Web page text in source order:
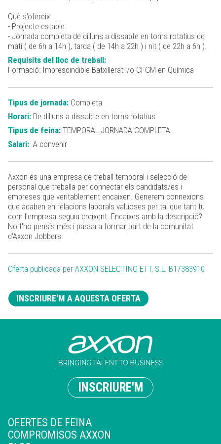
Què s'ofereix:
- Projecte estable.
- Jornada completa de dilluns a dissabte en torns rotatius de
matí ( de 6h a 14h ), tarda ( de 14h a 22h ) i nit ( de 22h a 6h ).
Requisits del lloc de treball:
Formació: Imprescindible Batxillerat i/o CFGM en Química
Tipus de jornada:Completa
Horari:De dilluns a dissabte en torns rotatius
Tipus de feina:TEMPORAL JORNADA COMPLETA
Salari: A convenir
Axxon és una empresa de treball temporal i selecció de
personal que treballa per connectar els candidats/es i
empreses que veritablement encaixen. Generem connexions
que acaben en relacions laborals valuoses per tal que tant tu
com l'empresa seguiu creixent. Encaixes amb la descripció?
No t'ho pensis més i passa a formar part de la comunitat
d'Axxon Jobbers.
Oferta publicada per AXXON SELECTING ETT, S.L. B17383910
INSCRIURE'M A AQUESTA OFERTA
INSCRIURE'M
OFERTES DE FEINA
COMPROMISOS AXXON